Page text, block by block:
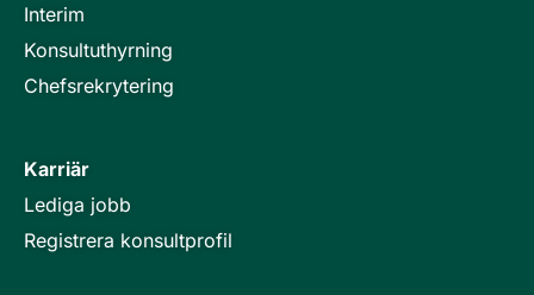
Interim
Konsultuthyrning
Chefsrekrytering
Karriär
Lediga jobb
Registrera konsultprofil